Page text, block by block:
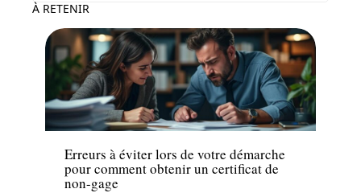
À RETENIR
Administratif
Erreurs à éviter lors de votre démarche
pour comment obtenir un certificat de
non-gage